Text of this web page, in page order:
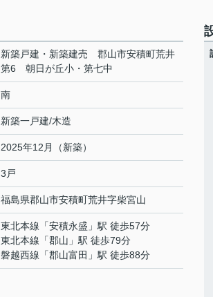
新築戸建・新築建売 郡山市安積町荒井
第6 朝日が丘小・第七中
南
新築一戸建/木造
2025年12月（新築）
3戸
福島県郡山市安積町荒井字柴宮山
東北本線 「安積永盛 」駅 徒歩57分
東北本線 「郡山 」駅 徒歩79分
磐越西線 「郡山富田 」駅 徒歩88分